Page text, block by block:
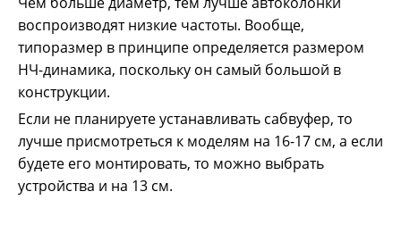
воспроизводят низкие частоты. Вообще,
типоразмер в принципе определяется размером
НЧ-динамика, поскольку он самый большой в
конструкции.
Если не планируете устанавливать сабвуфер, то
лучше присмотреться к моделям на 16-17 см, а если
будете его монтировать, то можно выбрать
устройства и на 13 см.